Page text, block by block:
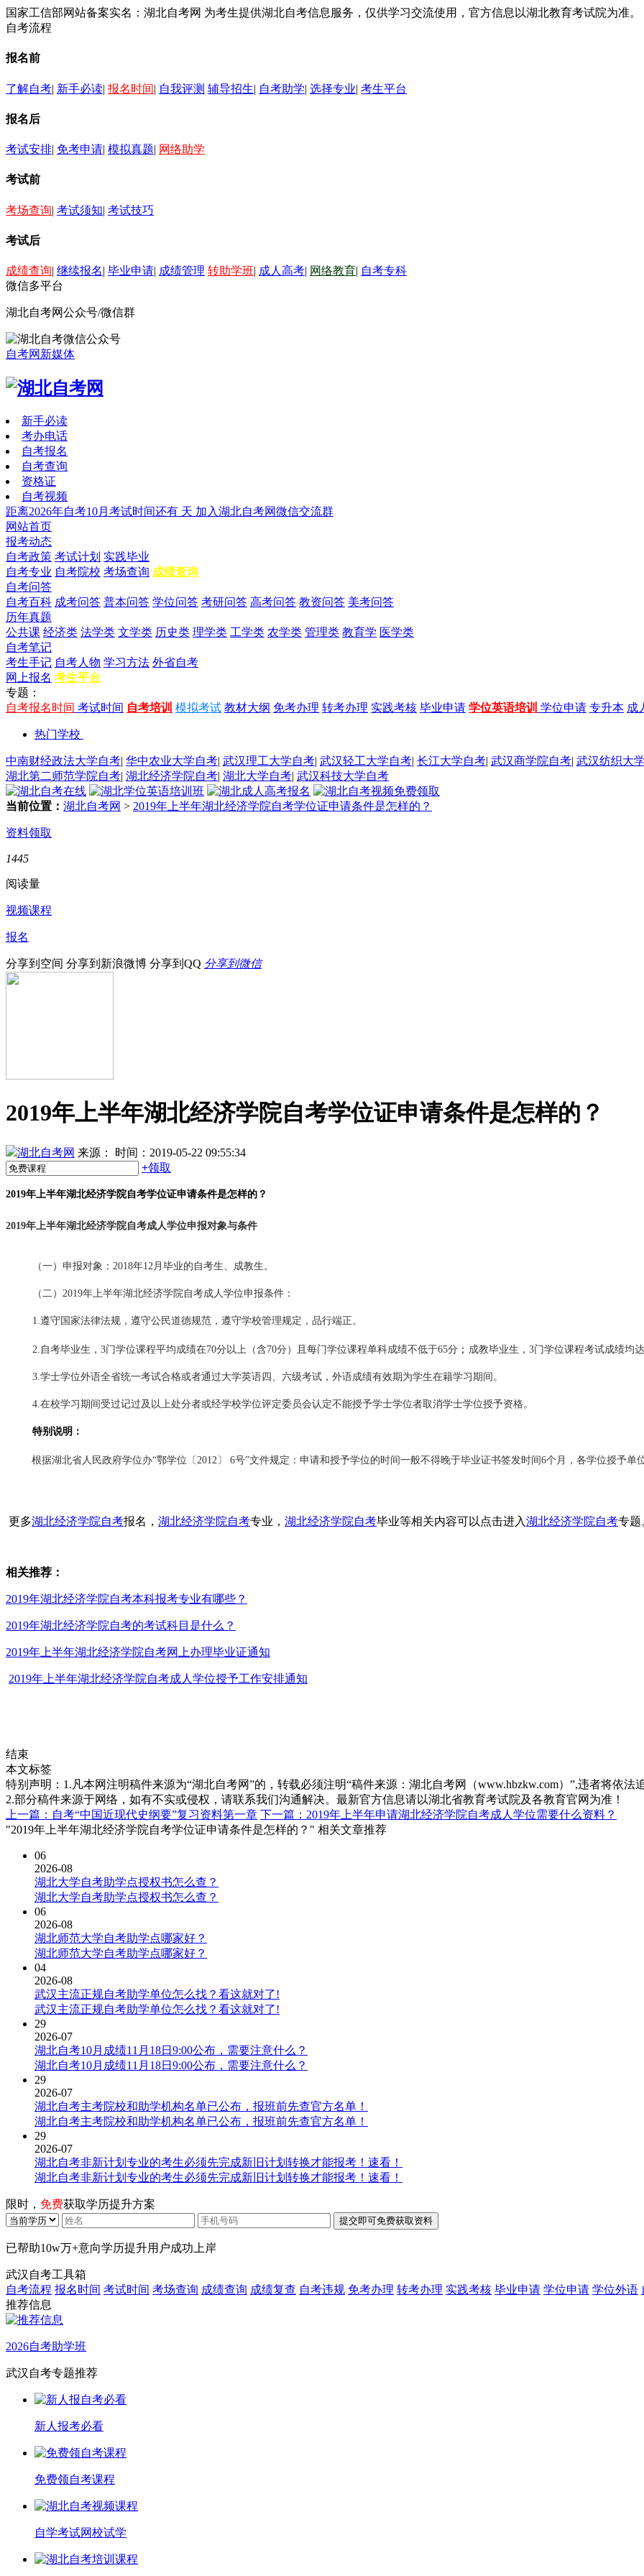
国家工信部网站备案实名：湖北自考网 为考生提供湖北自考信息服务，仅供学习交流使用，官方信息以湖北教育考试院为准。
自考流程
报名前
了解自考| 新手必读| 报名时间| 自我评测 辅导招生| 自考助学| 选择专业| 考生平台
报名后
考试安排| 免考申请| 模拟真题| 网络助学
考试前
考场查询| 考试须知| 考试技巧
考试后
成绩查询| 继续报名| 毕业申请| 成绩管理 转助学班| 成人高考| 网络教育| 自考专科
微信多平台
湖北自考网公众号/微信群
自考网新媒体
新手必读
考办电话
自考报名
自考查询
资格证
自考视频
距离2026年自考10月考试时间还有 天 加入湖北自考网微信交流群
网站首页
报考动态
自考政策 考试计划 实践毕业
自考专业 自考院校 考场查询 成绩查询
自考问答
自考百科 成考问答 普本问答 学位问答 考研问答 高考问答 教资问答 美考问答
历年真题
公共课 经济类 法学类 文学类 历史类 理学类 工学类 农学类 管理类 教育学 医学类
自考笔记
考生手记 自考人物 学习方法 外省自考
网上报名 考生平台
专题：
自考报名时间 考试时间 自考培训 模拟考试 教材大纲 免考办理 转考办理 实践考核 毕业申请 学位英语培训 学位申请 专升本 成
热门学校
中南财经政法大学自考| 华中农业大学自考| 武汉理工大学自考| 武汉轻工大学自考| 长江大学自考| 武汉商学院自考| 武汉纺织大
湖北第二师范学院自考| 湖北经济学院自考| 湖北大学自考| 武汉科技大学自考
当前位置： 湖北自考网 > 2019年上半年湖北经济学院自考学位证申请条件是怎样的？
资料领取
1445
阅读量
视频课程
报名
分享到空间 分享到新浪微博 分享到QQ 分享到微信
2019年上半年湖北经济学院自考学位证申请条件是怎样的？
湖北自考网 来源：
时间：2019-05-22 09:55:34
+领取
2019年上半年湖北经济学院自考学位证申请条件是怎样的？
2019年上半年湖北经济学院自考成人学位申报对象与条件
（一）申报对象： 2018年12月毕业的自考生、成教生。
（二）2019年上半年湖北经济学院自考成人学位申报条件：
1.遵守国家法律法规，遵守公民道德规范，遵守学校管理规定，品行端正。
2.自考毕业生，3门学位课程平均成绩在70分以上（含70分）且每门学位课程单科成绩不低于65分 ； 成教毕业生， 3门学位课程考试成绩均达
3.学士学位外语全省统一考试合格或者通过大学英语四、六级考试，外语成绩有效期为学生在籍学习期间。
4.在校学习期间受过记过及以上处分者或经学校学位评定委员会认定不能授予学士学位者取消学士学位授予资格。
特别说明：
根据湖北省人民政府学位办“鄂学位〔2012〕 6号”文件规定：申请和授予学位的时间一般不得晚于毕业证书签发时间6个月，各学位授予单
更多湖北经济学院自考报名， 湖北经济学院自考专业， 湖北经济学院自考毕业等相关内容可以点击进入湖北经济学院自考专题
相关推荐：
2019年湖北经济学院自考本科报考专业有哪些？
2019年湖北经济学院自考的考试科目是什么？
2019年上半年湖北经济学院自考网上办理毕业证通知
2019年上半年湖北经济学院自考成人学位授予工作安排通知
结束
本文标签
特别声明：1.凡本网注明稿件来源为“湖北自考网”的，转载必须注明“稿件来源：湖北自考网（www.hbzkw.com）”,违者将依法
2.部分稿件来源于网络，如有不实或侵权，请联系我们沟通解决。最新官方信息请以湖北省教育考试院及各教育官网为准！
上一篇：自考“中国近现代史纲要”复习资料第一章 下一篇：2019年上半年申请湖北经济学院自考成人学位需要什么资料？
"2019年上半年湖北经济学院自考学位证申请条件是怎样的？" 相关文章推荐
06
2026-08
湖北大学自考助学点授权书怎么查？
湖北大学自考助学点授权书怎么查？
06
2026-08
湖北师范大学自考助学点哪家好？
湖北师范大学自考助学点哪家好？
04
2026-08
武汉主流正规自考助学单位怎么找？看这就对了!
武汉主流正规自考助学单位怎么找？看这就对了!
29
2026-07
湖北自考10月成绩11月18日9:00公布，需要注意什么？
湖北自考10月成绩11月18日9:00公布，需要注意什么？
29
2026-07
湖北自考主考院校和助学机构名单已公布，报班前先查官方名单！
湖北自考主考院校和助学机构名单已公布，报班前先查官方名单！
29
2026-07
湖北自考非新计划专业的考生必须先完成新旧计划转换才能报考！速看！
湖北自考非新计划专业的考生必须先完成新旧计划转换才能报考！速看！
限时， 免费获取学历提升方案
已帮助10w万+意向学历提升用户成功上岸
武汉自考工具箱
自考流程 报名时间 考试时间 考场查询 成绩查询 成绩复查 自考违规 免考办理 转考办理 实践考核 毕业申请 学位申请 学位外语
推荐信息
2026自考助学班
武汉自考专题推荐
新人报考必看
免费领自考课程
自学考试网校试学